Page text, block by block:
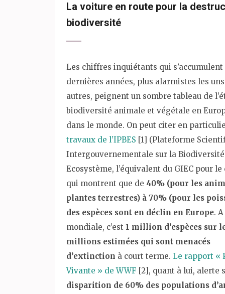
La voiture en route pour la
biodiversité
Les chiffres inquiétants qui s’accumulent
dernières années, plus alarmistes les
autres, peignent un sombre tableau de
biodiversité animale et végétale en
dans le monde. On peut citer en
travaux de l’IPBES [1] (Plateforme
Intergouvernementale sur la
Ecosystème, l’équivalent du GIEC pour
qui montrent que de 40% (pour les
plantes terrestres) à 70% (pour les
des espèces sont en déclin en Europe.
mondiale, c’est 1 million d’espèces sur
millions estimées qui sont menacés
d’extinction à court terme. Le rapport «
Vivante » de WWF [2], quant à lui, alerte
disparition de 60% des populations